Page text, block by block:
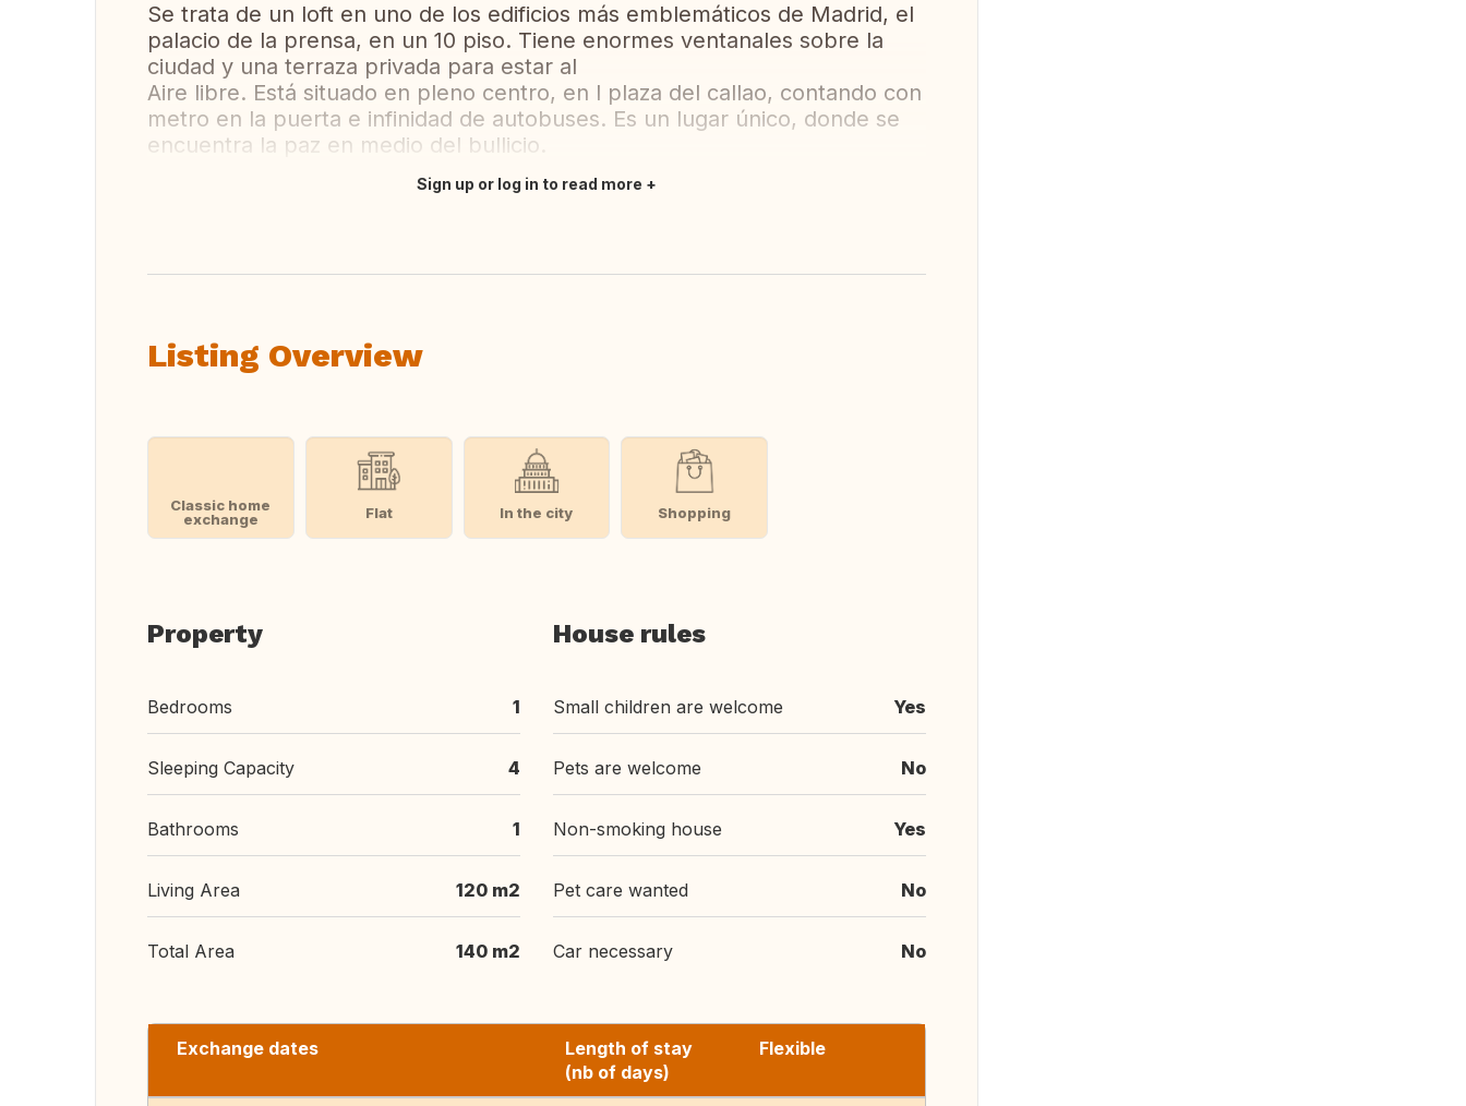
Se trata de un loft en uno de los edificios más emblemáticos de Madrid, el
palacio de la prensa, en un 10 piso. Tiene enormes ventanales sobre la
ciudad y una terraza privada para estar al
Aire libre. Está situado en pleno centro, en l plaza del callao, contando con
metro en la puerta e infinidad de autobuses. Es un lugar único, donde se
encuentra la paz en medio del bullicio.
Sign up or log in to read more
Listing Overview
Classic home
exchange
Flat In the city Shopping
Property
Bedrooms 1
Sleeping Capacity 4
Bathrooms 1
Living Area 120 m2
Total Area 140 m2
House rules
Small children are welcome Yes
Pets are welcome No
Non-smoking house Yes
Pet care wanted No
Car necessary No
Exchange dates
Length of stay
(nb of days)
Flexible